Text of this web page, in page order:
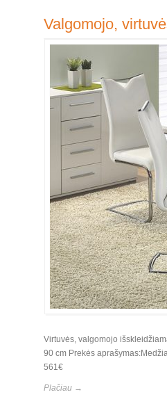
Valgomojo,
Virtuvės, valgomojo
90 cm Prekės
561€
Plačiau →